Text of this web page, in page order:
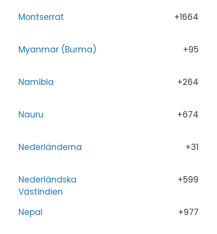
Montserrat +1664
Myanmar (Burma) +95
Namibia +264
Nauru +674
Nederländerna +31
Nederländska
Västindien
+599
Nepal +977